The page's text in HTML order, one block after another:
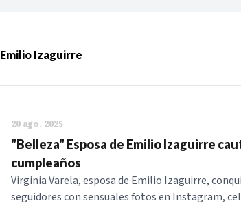
SERIES
Emilio Izaguirre
20 ago. 2025
"Belleza" Esposa de Emilio Izaguirre
cumpleaños
Virginia Varela, esposa de Emilio Izaguirre,
seguidores con sensuales fotos en Instagram,